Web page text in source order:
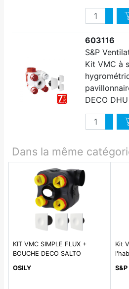
Quantité
603116
S&P
Kit VMC à
DECO
Quantité
Dans la même
KIT VMC SIMPLE FLUX +
BOUCHE DECO SALTO
OSILY
Kit
2 K